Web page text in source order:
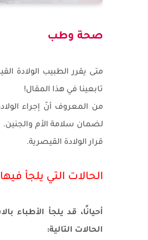
صحة وطب
متى يقرر الطبيب الولادة
تابعينا في هذا المقال!
من المعروف أنّ إجراء
لضمان سلامة الأم والجنين.
قرار الولادة القيصرية.
الحالات التي يلجأ
أحيانًا، قد يلجأ الأطباء
الحالات التالية: